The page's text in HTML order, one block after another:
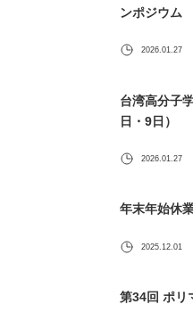
ンポジウム
2026.01.27
台湾高分子
日・9日）
2026.01.27
年末年始休
2025.12.01
第34回 ポリ